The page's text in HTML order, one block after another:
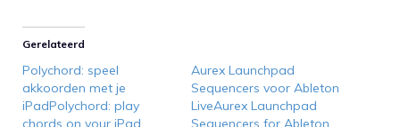
Gerelateerd
Polychord: speel
akkoorden met je
iPadPolychord: play
chords on your iPad
Aurex Launchpad
Sequencers voor Ableton
LiveAurex Launchpad
Sequencers for Ableton